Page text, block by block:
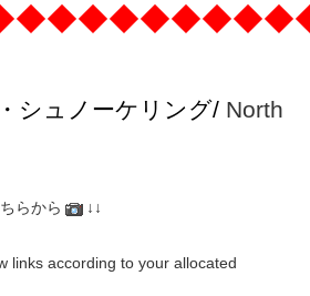
シュノーケリング/ North
らから ↓↓
links according to your allocated